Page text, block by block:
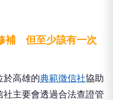
補 但至少該有一次
於高雄的典範徵信社協助
主要會透過合法查證管